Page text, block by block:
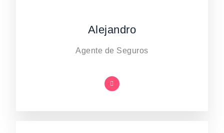
Alejandro
Agente de Seguros